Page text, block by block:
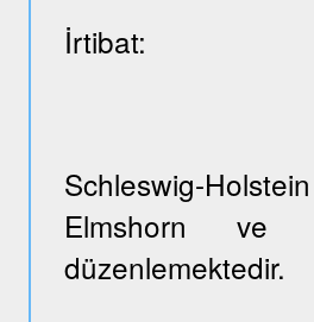
İrtibat:
Schleswig-
Elmshorn ve
düzenlemektedir.